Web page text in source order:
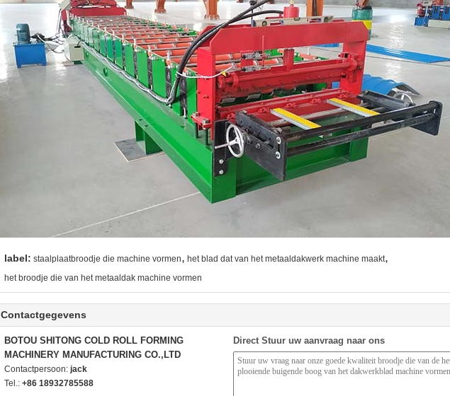
label: staalplaatbroodje die machine vormen, het blad dat van het metaaldakwerk machine maakt,
het broodje die van het metaaldak machine vormen
Contactgegevens
BOTOU SHITONG COLD ROLL FORMING
MACHINERY MANUFACTURING CO.,LTD
Contactpersoon: jack
Tel.: +86 18932785588
Direct Stuur uw aanvraag naar ons